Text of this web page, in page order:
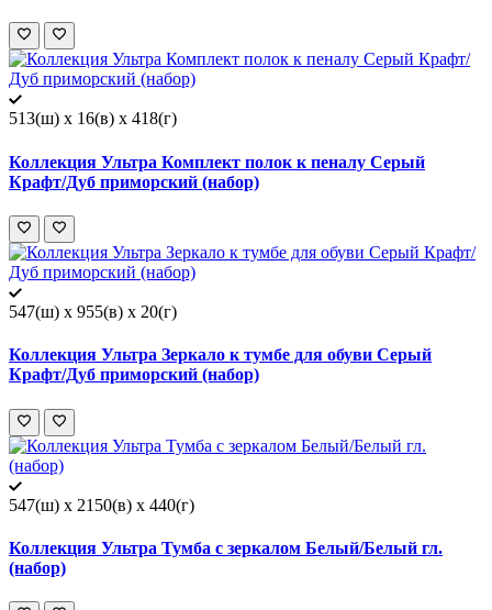
513(ш) x 16(в) x 418(г)
Коллекция Ультра Комплект полок к пеналу Серый
Крафт/Дуб приморский (набор)
547(ш) x 955(в) x 20(г)
Коллекция Ультра Зеркало к тумбе для обуви Серый
Крафт/Дуб приморский (набор)
547(ш) x 2150(в) x 440(г)
Коллекция Ультра Тумба с зеркалом Белый/Белый гл.
(набор)